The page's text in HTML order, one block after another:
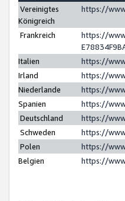
Vereinigtes
Königreich
https://
Frankreich
https://
Italien
https://
Irland
https://
Niederlande
https://
Spanien
https://
Deutschland
https://
Schweden
https://
Polen
https://
Belgien
https://